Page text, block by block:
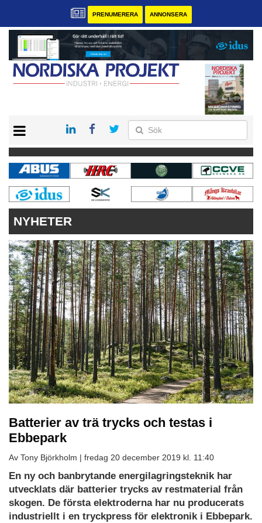
PRENUMERERA ANNONSERA
KONTAKT
VÅRA ANDRA MAGASIN
PRENUMERERA
ANNONSERA
NYHETER
Batterier av trä trycks och testas i
Ebbepark
Av Tony Björkholm | fredag 20 december 2019 kl. 11:40
En ny och banbrytande energilagringsteknik har
utvecklats där batterier trycks av restmaterial från
skogen. De första elektroderna har nu producerats
industriellt i en tryckpress för elektronik i Ebbepark.